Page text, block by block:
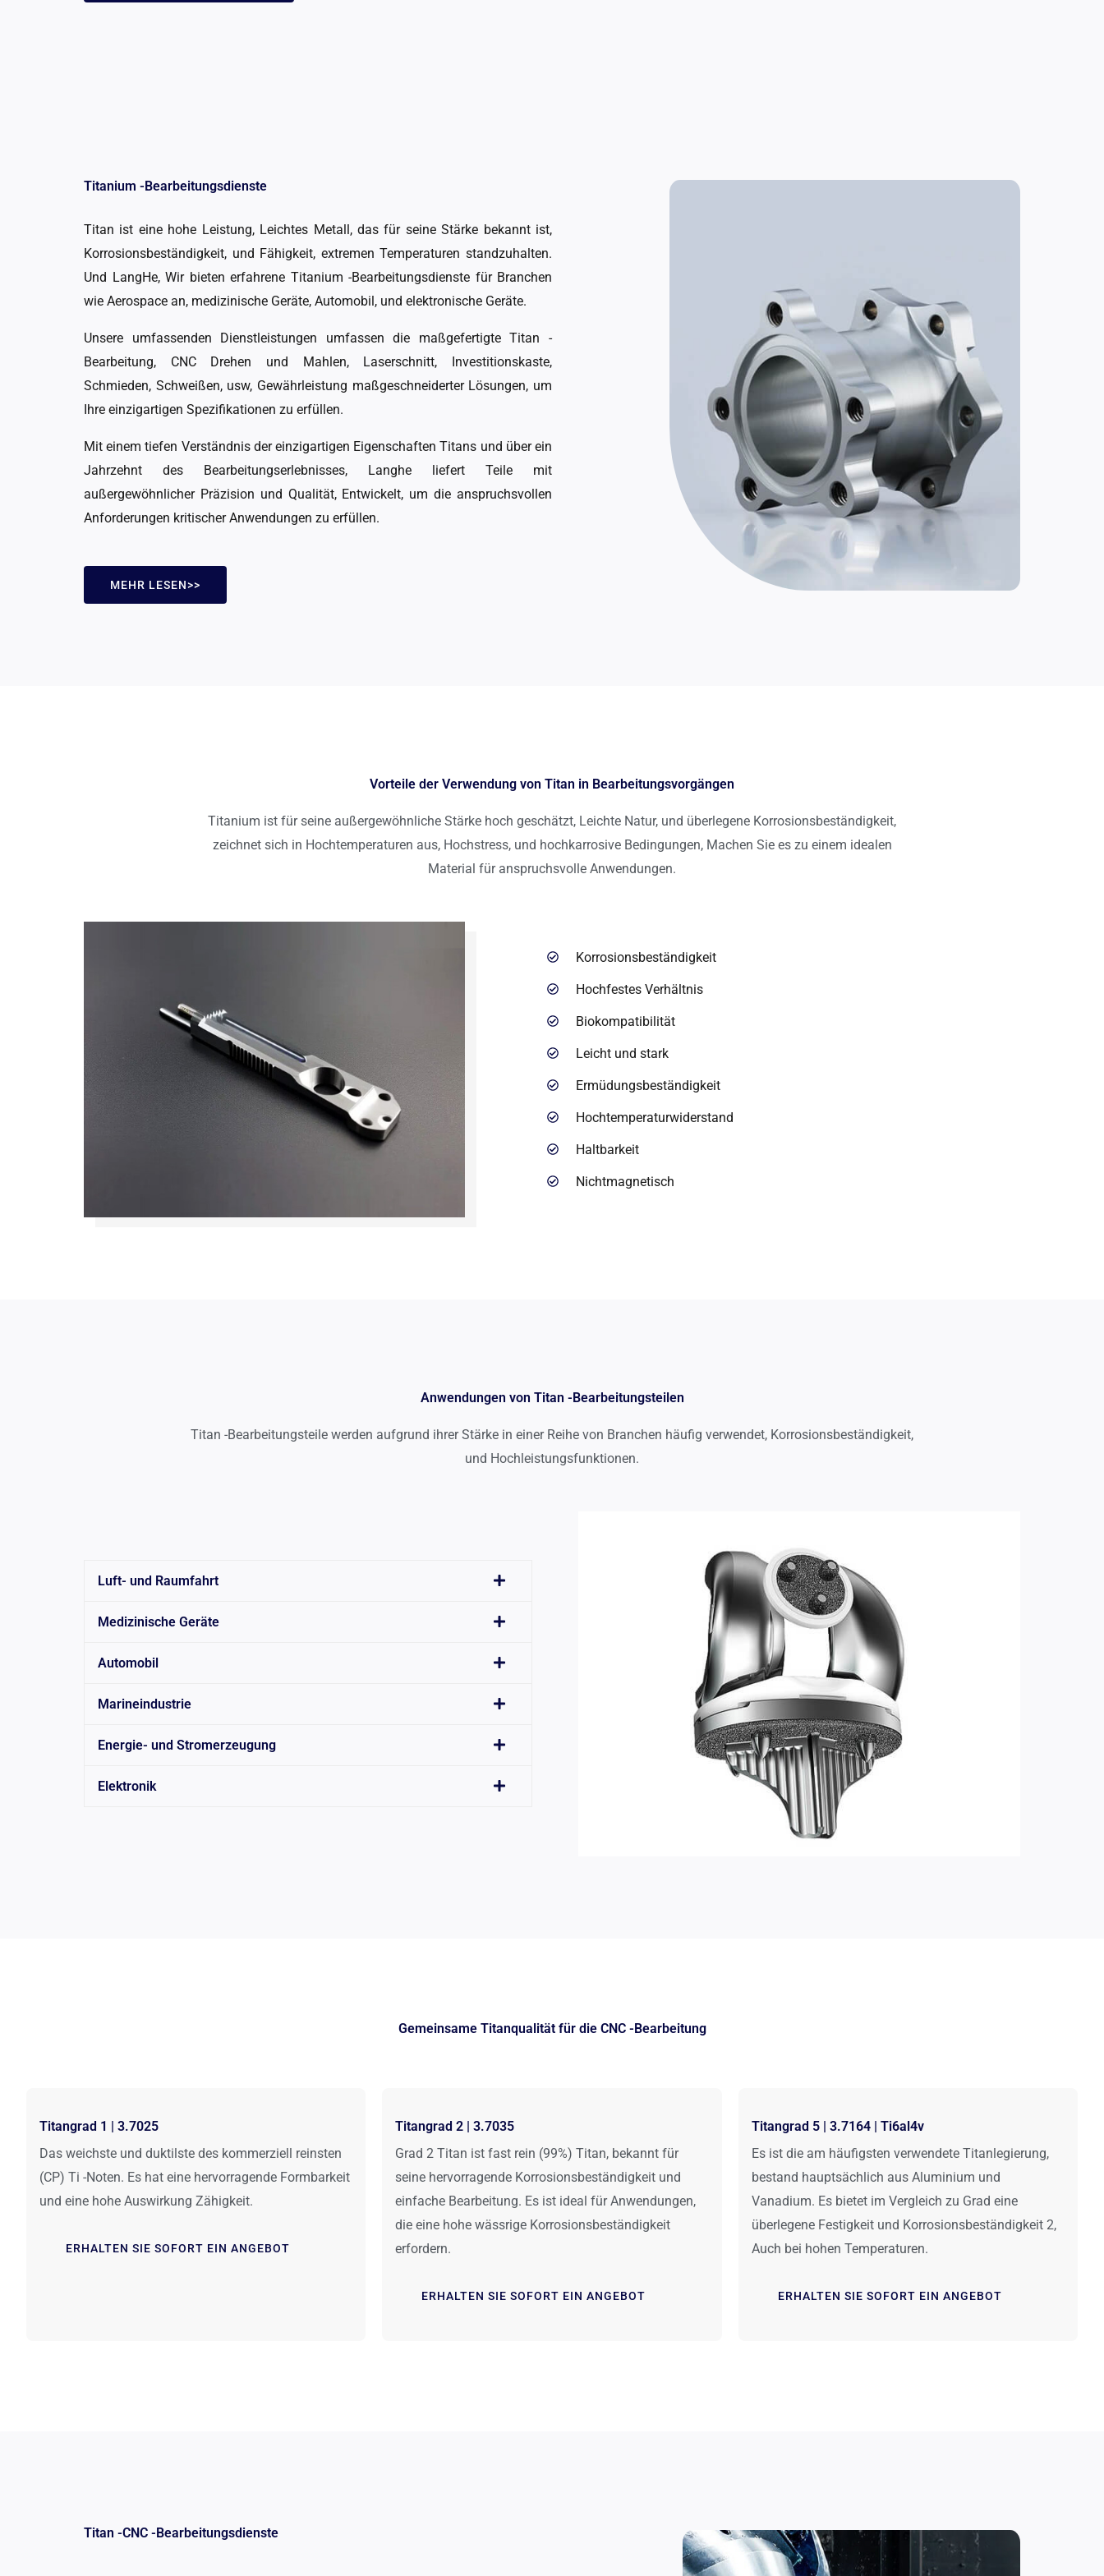
Titanium -Bearbeitungsdienste
Titan ist eine hohe Leistung, Leichtes Metall, das für seine Stärke bekannt ist,
Korrosionsbeständigkeit, und Fähigkeit, extremen Temperaturen standzuhalten.
Und LangHe, Wir bieten erfahrene Titanium -Bearbeitungsdienste für Branchen
wie Aerospace an, medizinische Geräte, Automobil, und elektronische Geräte.
Unsere umfassenden Dienstleistungen umfassen die maßgefertigte Titan -
Bearbeitung, CNC Drehen und Mahlen, Laserschnitt, Investitionskaste,
Schmieden, Schweißen, usw, Gewährleistung maßgeschneiderter Lösungen, um
Ihre einzigartigen Spezifikationen zu erfüllen.
Mit einem tiefen Verständnis der einzigartigen Eigenschaften Titans und über ein
Jahrzehnt des Bearbeitungserlebnisses, Langhe liefert Teile mit
außergewöhnlicher Präzision und Qualität, Entwickelt, um die anspruchsvollen
Anforderungen kritischer Anwendungen zu erfüllen.
MEHR LESEN>>
Vorteile der Verwendung von Titan in Bearbeitungsvorgängen
Titanium ist für seine außergewöhnliche Stärke hoch geschätzt, Leichte Natur, und überlegene Korrosionsbeständigkeit,
zeichnet sich in Hochtemperaturen aus, Hochstress, und hochkarrosive Bedingungen, Machen Sie es zu einem idealen
Material für anspruchsvolle Anwendungen.
Korrosionsbeständigkeit
Hochfestes Verhältnis
Biokompatibilität
Leicht und stark
Ermüdungsbeständigkeit
Hochtemperaturwiderstand
Haltbarkeit
Nichtmagnetisch
Anwendungen von Titan -Bearbeitungsteilen
Titan -Bearbeitungsteile werden aufgrund ihrer Stärke in einer Reihe von Branchen häufig verwendet, Korrosionsbeständigkeit,
und Hochleistungsfunktionen.
Luft- und Raumfahrt
Medizinische Geräte
Automobil
Marineindustrie
Energie- und Stromerzeugung
Elektronik
Gemeinsame Titanqualität für die CNC -Bearbeitung
Titangrad 1 | 3.7025
Das weichste und duktilste des kommerziell reinsten
(CP) Ti -Noten. Es hat eine hervorragende Formbarkeit
und eine hohe Auswirkung Zähigkeit.
ERHALTEN SIE SOFORT EIN ANGEBOT
Titangrad 2 | 3.7035
Grad 2 Titan ist fast rein (99%) Titan, bekannt für
seine hervorragende Korrosionsbeständigkeit und
einfache Bearbeitung. Es ist ideal für Anwendungen,
die eine hohe wässrige Korrosionsbeständigkeit
erfordern.
ERHALTEN SIE SOFORT EIN ANGEBOT
Titangrad 5 | 3.7164 | Ti6al4v
Es ist die am häufigsten verwendete Titanlegierung,
bestand hauptsächlich aus Aluminium und
Vanadium. Es bietet im Vergleich zu Grad eine
überlegene Festigkeit und Korrosionsbeständigkeit 2,
Auch bei hohen Temperaturen.
ERHALTEN SIE SOFORT EIN ANGEBOT
Titan -CNC -Bearbeitungsdienste